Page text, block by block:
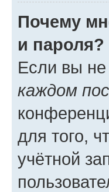
Почему
и пароля?
Если вы
каждом
для того,
учётной